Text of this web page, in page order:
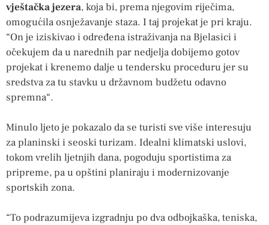
vještačka jezera, koja bi, prema njegovim riječima,
omogućila osnježavanje staza. I taj projekat je pri kraju.
“On je iziskivao i određena istraživanja na Bjelasici i
očekujem da u narednih par nedjelja dobijemo gotov
projekat i krenemo dalje u tendersku proceduru jer su
sredstva za tu stavku u državnom budžetu odavno
spremna“.
Minulo ljeto je pokazalo da se turisti sve više interesuju
za planinski i seoski turizam. Idealni klimatski uslovi,
tokom vrelih ljetnjih dana, pogoduju sportistima za
pripreme, pa u opštini planiraju i modernizovanje
sportskih zona.
“To podrazumijeva izgradnju po dva odbojkaška, teniska,